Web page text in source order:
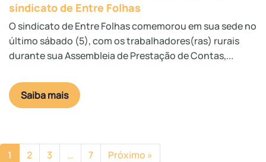
sindicato de Entre Folhas
O sindicato de Entre Folhas comemorou em sua sede no
último sábado (5), com os trabalhadores(ras) rurais
durante sua Assembleia de Prestação de Contas,...
Saiba mais
1 2 3 … 7 Próximo »